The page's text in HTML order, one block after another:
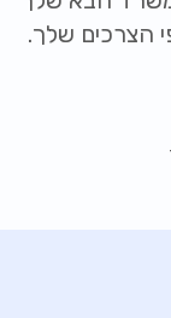
הצרכים שלך.